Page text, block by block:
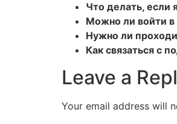
Что делать, если
Можно ли войти в
Нужно ли
Как связаться с
Leave a
Your email address will